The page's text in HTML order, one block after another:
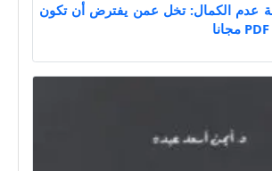
عدم الكمال: تخل عمن يفترض أن تكون